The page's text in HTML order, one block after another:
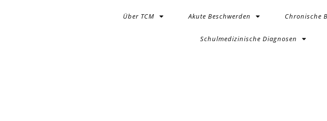
Über TCM Akute Beschwerden Chronische
Schulmedizinische Diagnosen